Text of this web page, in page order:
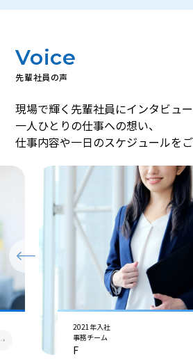
Voice
先輩社員の声
現場で輝く先輩社員にインタビュー
一人ひとりの仕事への想い、
仕事内容や一日のスケジュールをご
2021年入社
事務チーム
F